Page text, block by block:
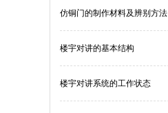
仿铜门的制作材料及辨别方法
楼宇对讲的基本结构
楼宇对讲系统的工作状态